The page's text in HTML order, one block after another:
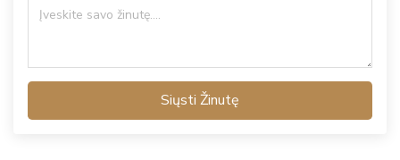
Siųsti Žinutę